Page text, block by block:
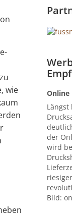
wie
Online
Längst
der
wird
Bild: